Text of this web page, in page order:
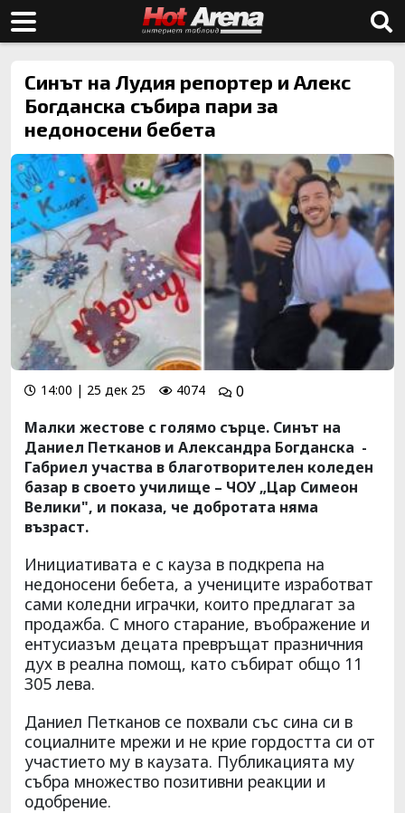
Синът на Лудия репортер и Алекс
Богданска събира пари за
недоносени бебета
14:00 | 25 дек 25 4074
0
Малки жестове с голямо сърце. Синът на
Даниел Петканов и Александра Богданска -
Габриел участва в благотворителен коледен
базар в своето училище – ЧОУ „Цар Симеон
Велики", и показа, че добротата няма
възраст.
Инициативата е с кауза в подкрепа на
недоносени бебета, а учениците изработват
сами коледни играчки, които предлагат за
продажба. С много старание, въображение и
ентусиазъм децата превръщат празничния
дух в реална помощ, като събират общо 11
305 лева.
Даниел Петканов се похвали със сина си в
социалните мрежи и не крие гордостта си от
участието му в каузата. Публикацията му
събра множество позитивни реакции и
одобрение.